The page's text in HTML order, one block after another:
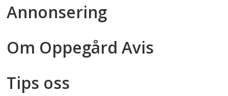
Annonsering
Om Oppegård Avis
Tips oss